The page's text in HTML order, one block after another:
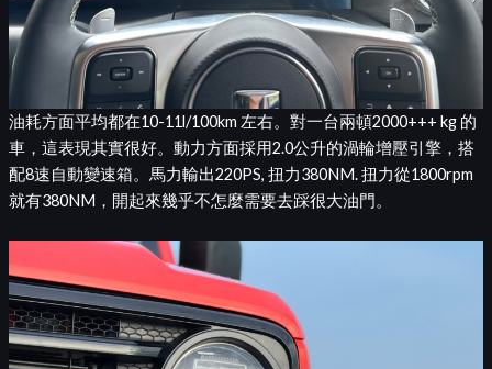
油耗方面平均都在10-11l/100km 左右。對一台兩頓2000+++ kg 的
車，這表現其實很好。動力方面採用2.0公升的渦輪增壓引擎，搭
配8速自動變速箱。馬力輸出220PS, 扭力380NM. 扭力從1800rpm
就有380NM，開起來幾乎不怎麼需要去踩很大油門。